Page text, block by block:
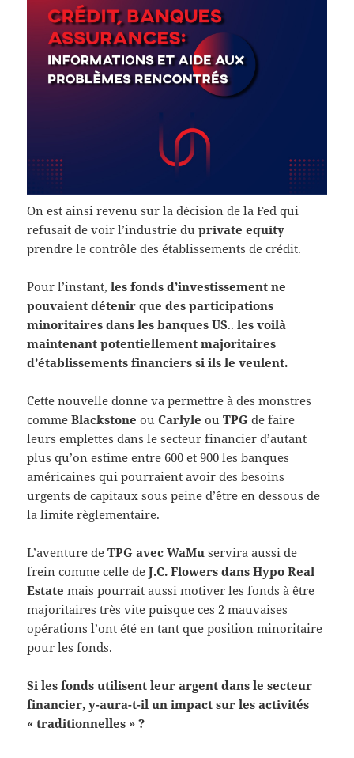
On est ainsi revenu sur la décision de la Fed qui
refusait de voir l’industrie duprivate equity
prendre le contrôle des établissements de crédit.
Pour l’instant,les fonds d’investissement ne
pouvaient détenir que des participations
minoritaires dans les banques US..les voilà
maintenant potentiellement majoritaires
d’établissements financiers si ils le veulent.
Cette nouvelle donne va permettre à des monstres
commeBlackstone ouCarlyle ouTPG de faire
leurs emplettes dans le secteur financier d’autant
plus qu’on estime entre 600 et 900 les banques
américaines qui pourraient avoir des besoins
urgents de capitaux sous peine d’être en dessous de
la limite règlementaire.
L’aventure deTPG avec WaMu servira aussi de
frein comme celle deJ.C. Flowers dans Hypo Real
Estate mais pourrait aussi motiver les fonds à être
majoritaires très vite puisque ces 2 mauvaises
opérations l’ont été en tant que position minoritaire
pour les fonds.
Si les fonds utilisent leur argent dans le secteur
financier, y-aura-t-il un impact sur les activités
« traditionnelles » ?